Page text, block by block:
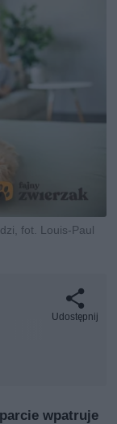
fot. Louis-Paul
Udostępnij
wpatruje